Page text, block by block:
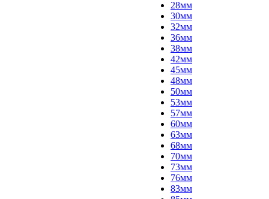
28мм
30мм
32мм
36мм
38мм
42мм
45мм
48мм
50мм
53мм
57мм
60мм
63мм
68мм
70мм
73мм
76мм
83мм